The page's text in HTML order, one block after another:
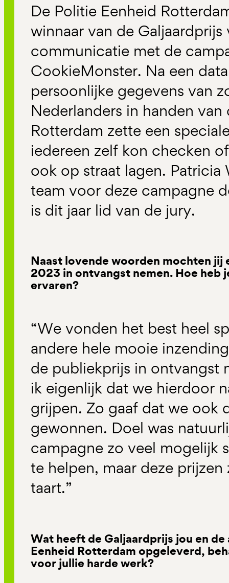
De Politie Eenheid
winnaar van de
communicatie met de
CookieMonster. Na een
persoonlijke gegevens van
Nederlanders in handen
Rotterdam zette een
iedereen zelf kon checken
ook op straat lagen. Patricia
team voor deze campagne
is dit jaar lid van de jury.
Naast lovende woorden mochten jij
2023 in ontvangst nemen. Hoe heb
ervaren?
“We vonden het best heel
andere hele mooie
de publiekprijs in ontvangst
ik eigenlijk dat we hierdoor
grijpen. Zo gaaf dat we ook
gewonnen. Doel was
campagne zo veel mogelijk
te helpen, maar deze
taart.”
Wat heeft de Galjaardprijs jou en
Eenheid Rotterdam opgeleverd,
voor jullie harde werk?